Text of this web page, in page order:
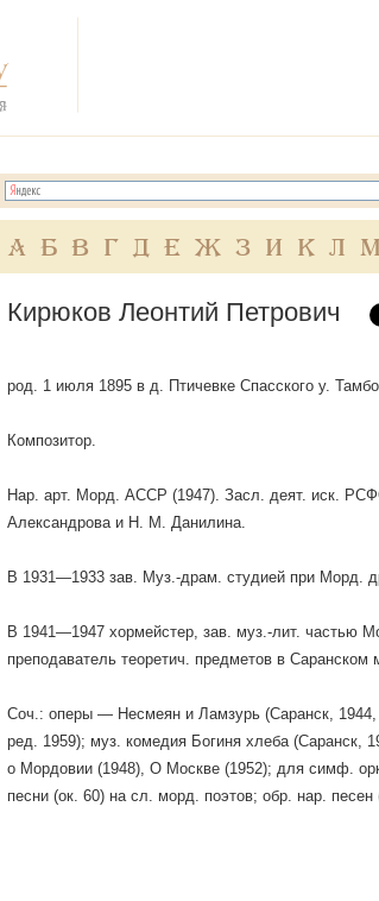
А Б В Г Д Е Ж З И К Л М
Кирюков Леонтий Петрович
род. 1 июля 1895 в д. Птичевке Спасского у.
Композитор.
Нар. арт. Морд. АССР (1947). Засл. деят. иск.
Александрова и Н. М. Данилина.
В 1931—1933 зав. Муз.-драм. студией при Морд.
В 1941—1947 хормейстер, зав. муз.-лит. частью
преподаватель теоретич. предметов в Саранском
Соч.: оперы — Несмеян и Ламзурь (Саранск,
ред. 1959); муз. комедия Богиня хлеба (Саранск,
о Мордовии (1948), О Москве (1952); для симф.
песни (ок. 60) на сл. морд. поэтов; обр. нар.